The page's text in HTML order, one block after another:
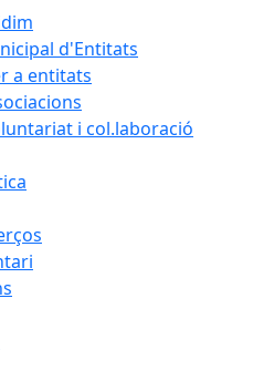
d'Entitats
a entitats
i col.laboració